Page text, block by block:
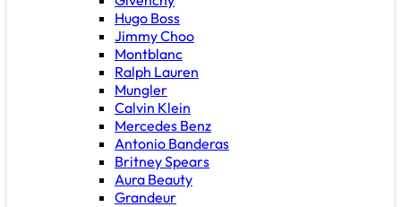
Hugo Boss
Jimmy Choo
Montblanc
Ralph Lauren
Mungler
Calvin Klein
Mercedes Benz
Antonio Banderas
Britney Spears
Aura Beauty
Grandeur